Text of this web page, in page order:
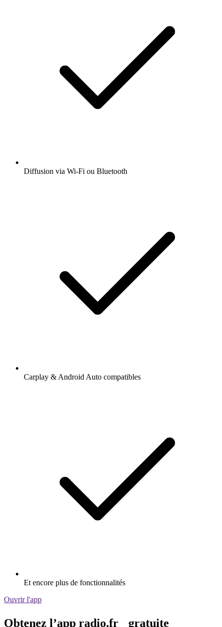
Diffusion via Wi-Fi ou Bluetooth
Carplay & Android Auto compatibles
Et encore plus de fonctionnalités
Ouvrir l'app
Obtenez l’app radio.fr gratuite